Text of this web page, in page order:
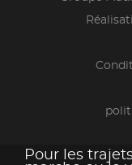
Pour les